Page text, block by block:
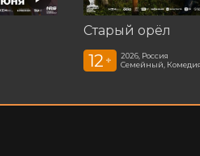
Старый орёл
12 +
2026, Россия
Семейный,